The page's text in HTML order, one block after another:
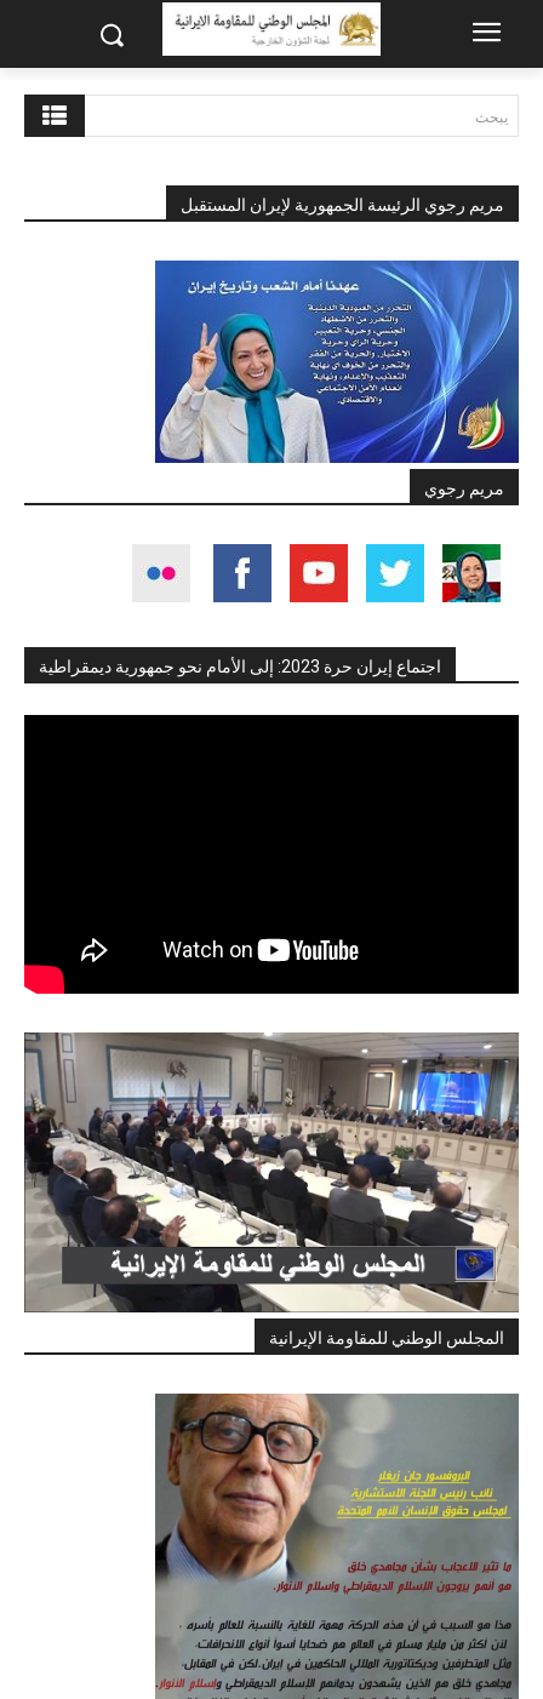
يبحث
مريم رجوي الرئيسة الجمهورية لإيران المستقبل
مريم رجوي
اجتماع إيران حرة 2023: إلى الأمام نحو جمهورية ديمقراطية
المجلس الوطني للمقاومة الإيرانية